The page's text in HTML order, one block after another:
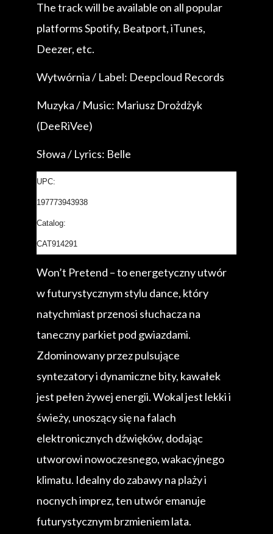
The track will be available on all popular
platforms Spotify, Beatport, iTunes,
Deezer, etc.
Wytwórnia / Label: Deepcloud Records
Muzyka / Music: Mariusz Drożdżyk
(DeeRiVee)
Słowa / Lyrics: Belle
UPC:
197773943938
Catalog:
CAT914291
Won’t Pretend – to energetyczny utwór
w futurystycznym stylu dance, który
natychmiast przenosi słuchacza na
taneczny parkiet pod gwiazdami.
Zdominowany przez pulsujące
syntezatory i dynamiczne bity, kawałek
jest pełen żywej energii. Wokal jest lekki i
świeży, unoszący się na falach
elektronicznych dźwięków, dodając
utworowi nowoczesnego, wakacyjnego
klimatu. Idealny do zabawy na plaży i
nocnych imprez, ten utwór emanuje
futurystycznym brzmieniem lata.